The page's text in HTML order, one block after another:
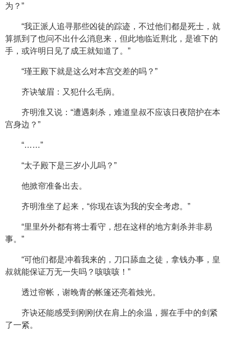
为？”
“我正派人追寻那些凶徒的踪迹，不过他们都是死士，就
算抓到了也问不出什么消息来，但此地临近荆北，是谁下的
手，或许明日见了成王就知道了。”
“瑾王殿下就是这么对本宫交差的吗？”
齐诀皱眉：又犯什么毛病。
齐明淮又说：“遭遇刺杀，难道皇叔不应该日夜陪护在本
宫身边？”
“……”
“太子殿下是三岁小儿吗？”
他掀帘准备出去。
齐明淮坐了起来，“你现在该为我的安全考虑。”
“里里外外都有将士看守，想在这样的地方刺杀并非易
事。”
“可他们都是冲着我来的，刀口舔血之徒，拿钱办事，皇
叔就能保证万无一失吗？咳咳咳！”
透过帘帐，谢晚青的帐篷还亮着烛光。
齐诀还能感受到刚刚伏在肩上的余温，握在手中的剑紧
了一紧。